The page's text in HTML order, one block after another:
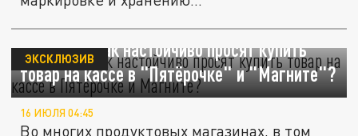
Зачем нас так настойчиво просят купить
товар на кассе в "Пятёрочке" и "Магните"?
ЭКСКЛЮЗИВ
16 ИЮЛЯ 04:45
Во многих продуктовых магазинах, в том